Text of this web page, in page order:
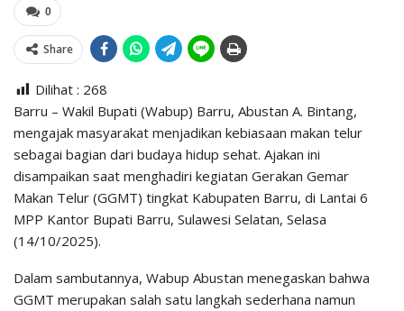
0
Share
Dilihat : 268
Barru – Wakil Bupati (Wabup) Barru, Abustan A. Bintang,
mengajak masyarakat menjadikan kebiasaan makan telur
sebagai bagian dari budaya hidup sehat. Ajakan ini
disampaikan saat menghadiri kegiatan Gerakan Gemar
Makan Telur (GGMT) tingkat Kabupaten Barru, di Lantai 6
MPP Kantor Bupati Barru, Sulawesi Selatan, Selasa
(14/10/2025).
Dalam sambutannya, Wabup Abustan menegaskan bahwa
GGMT merupakan salah satu langkah sederhana namun